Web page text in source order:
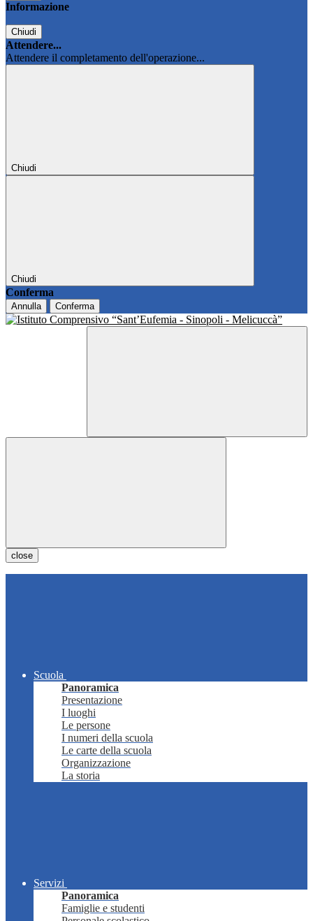
Informazione
Chiudi
Attendere...
Attendere il completamento dell'operazione...
Chiudi
Chiudi
Conferma
Annulla Conferma
close
Scuola
Panoramica
Presentazione
I luoghi
Le persone
I numeri della scuola
Le carte della scuola
Organizzazione
La storia
Servizi
Panoramica
Famiglie e studenti